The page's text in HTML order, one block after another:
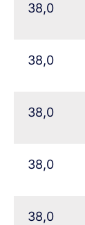
38,0
38,0
38,0
38,0
38,0